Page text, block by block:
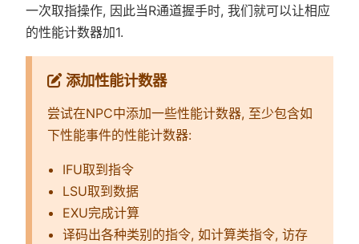
一次取指操作, 因此当R通道握手时, 我们就可以让相应
的性能计数器加1.
添加性能计数器
尝试在NPC中添加一些性能计数器, 至少包含如
下性能事件的性能计数器:
IFU取到指令
LSU取到数据
EXU完成计算
译码出各种类别的指令, 如计算类指令, 访存